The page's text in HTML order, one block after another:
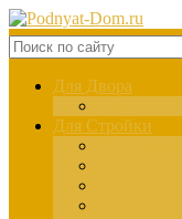
Для Двора
Для Стройки